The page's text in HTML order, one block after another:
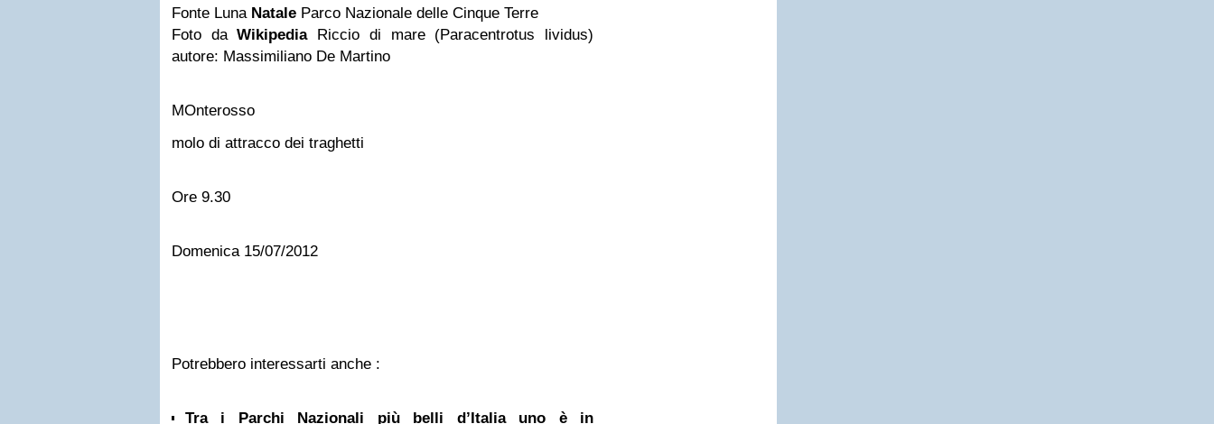
Fonte Luna Natale Parco Nazionale delle Cinque Terre
Foto daWikipediaRiccio di mare (Paracentrotus lividus)
autore: Massimiliano De Martino
MOnterosso
molo di attracco dei traghetti
Ore 9.30
Domenica 15/07/2012
Potrebbero interessarti anche :
Tra i Parchi Nazionali più belli d’Italia uno è in